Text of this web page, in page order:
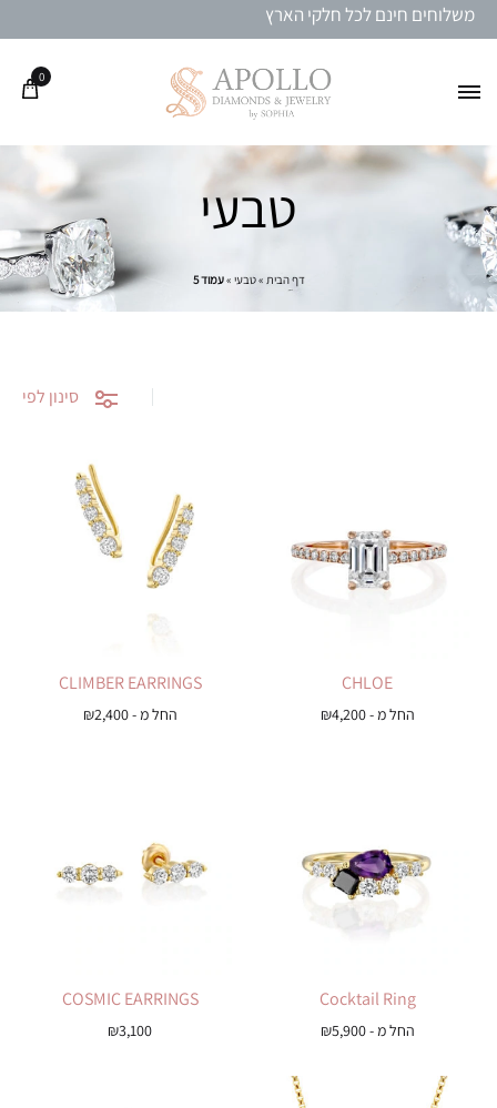
משלוחים חינם לכל חלקי הארץ
0
טבעי
דף הבית »טבעי »עמוד 5
סינון לפי
CHLOE
החל מ - ₪4,200
CLIMBER EARRINGS
החל מ - ₪2,400
Cocktail Ring
החל מ - ₪5,900
COSMIC EARRINGS
₪3,100